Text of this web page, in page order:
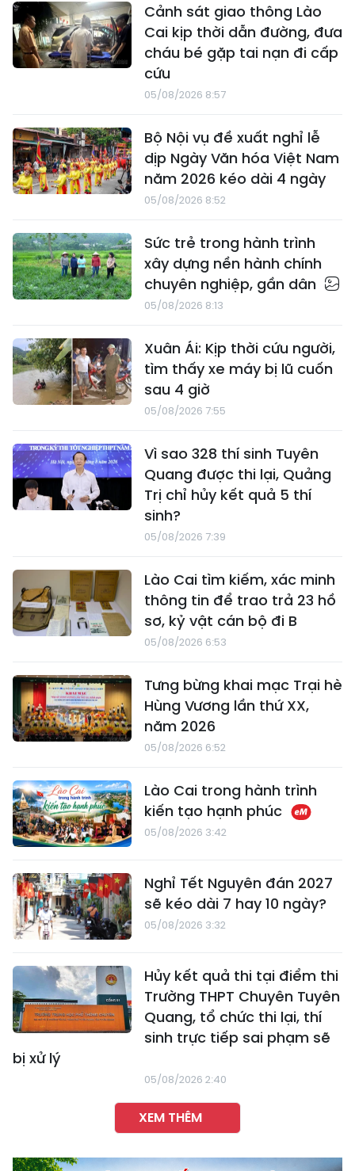
Cảnh sát giao thông Lào
Cai kịp thời dẫn đường, đưa
cháu bé gặp tai nạn đi cấp
cứu
05/08/2026 8:57
Bộ Nội vụ đề xuất nghỉ lễ
dịp Ngày Văn hóa Việt Nam
năm 2026 kéo dài 4 ngày
05/08/2026 8:52
Sức trẻ trong hành trình
xây dựng nền hành chính
chuyên nghiệp, gần dân
05/08/2026 8:13
Xuân Ái: Kịp thời cứu người,
tìm thấy xe máy bị lũ cuốn
sau 4 giờ
05/08/2026 7:55
Vì sao 328 thí sinh Tuyên
Quang được thi lại, Quảng
Trị chỉ hủy kết quả 5 thí
sinh?
05/08/2026 7:39
Lào Cai tìm kiếm, xác minh
thông tin để trao trả 23 hồ
sơ, kỷ vật cán bộ đi B
05/08/2026 6:53
Tưng bừng khai mạc Trại hè
Hùng Vương lần thứ XX,
năm 2026
05/08/2026 6:52
Lào Cai trong hành trình
kiến tạo hạnh phúc
05/08/2026 3:42
Nghỉ Tết Nguyên đán 2027
sẽ kéo dài 7 hay 10 ngày?
05/08/2026 3:32
Hủy kết quả thi tại điểm thi
Trường THPT Chuyên Tuyên
Quang, tổ chức thi lại, thí
sinh trực tiếp sai phạm sẽ
bị xử lý
05/08/2026 2:40
XEM THÊM